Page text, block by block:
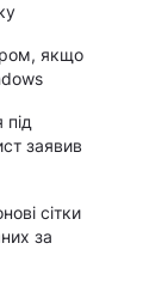
якщо
заявив
сітки
за